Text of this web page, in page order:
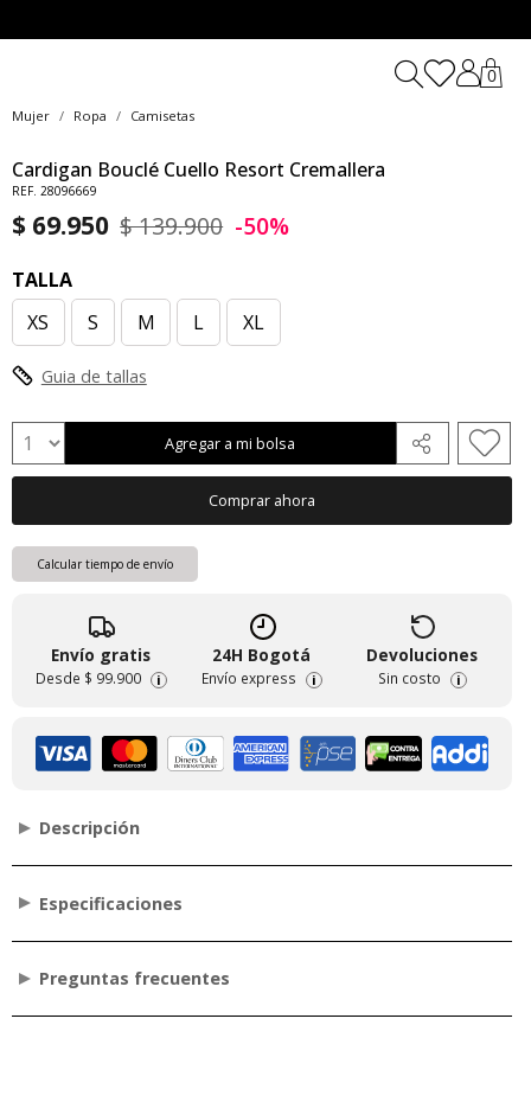
0
Mujer Ropa Camisetas
Cardigan Bouclé Cuello Resort Cremallera
REF. 28096669
$ 69.950 $ 139.900 -50%
TALLA
XS
S M L XL
Guia de tallas
Agregar a mi bolsa
Comprar ahora
Calcular tiempo de envío
Envío gratis
Desde $ 99.900 i
24H Bogotá
Envío express i
Devoluciones
Sin costo i
Descripción
Especificaciones
Preguntas frecuentes